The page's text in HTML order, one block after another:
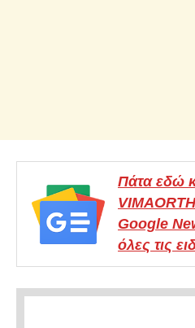
Πάτα εδώ
Google
όλες τις